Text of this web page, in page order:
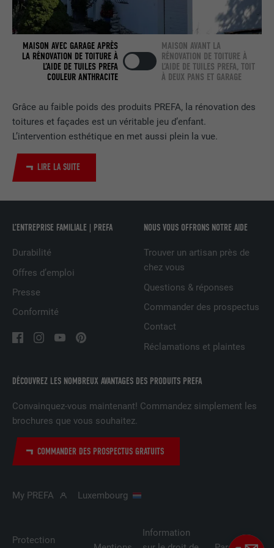
Grâce au faible poids des produits PREFA, la rénovation des
toitures et façades est un véritable jeu d’enfant.
L’intervention esthétique en met aussi plein la vue.
LIRE LA SUITE
MAISON AVEC GARAGE APRÈS
LA RÉNOVATION DE TOITURE À
L’AIDE DE TUILES PREFA
COULEUR ANTHRACITE
MAISON AVANT LA
RÉNOVATION DE TOITURE À
L’AIDE DE TUILES PREFA, TOIT
À DEUX PANS ET GARAGE
DÉCOUVREZ LES NOMBREUX AVANTAGES DES PRODUITS PREFA
Convainquez-vous maintenant! Commandez simplement les
brochures que vous souhaitez.
COMMANDER DES PROSPECTUS GRATUITS
L’ENTREPRISE FAMILIALE | PREFA
Durabilité
Offres d’emploi
Presse
Conformité
NOUS VOUS OFFRONS NOTRE AIDE
Trouver un artisan près de
chez vous
Questions & réponses
Commander des prospectus
Contact
Réclamations et plaintes
My PREFA Luxembourg
Protection
Information
FOURNISSEUR LinkedIn
EXPIRATION 2 ans
services intégrés
NOM
FOURNISSEUR
UTILITÉ
plusieurs sites Internet afin d'afficher de
la publicité adaptée aux préférences de
NOM
FOURNISSEUR
UTILITÉ
Utilisé par le service de réseau social
LinkedIn pour suivre l'utilisation de
services intégrés
NOM lissc
FOURNISSEUR LinkedIn